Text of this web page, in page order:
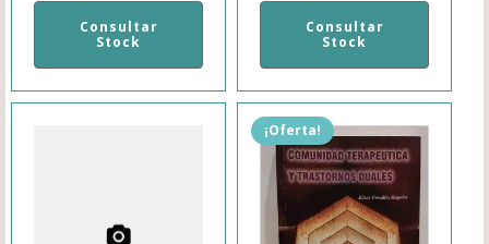
Consultar
Stock
Consultar
Stock
¡Oferta!